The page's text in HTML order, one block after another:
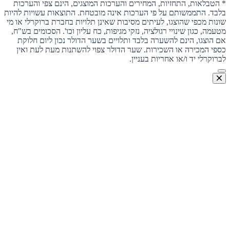
* הטבלאות, התחזיות, המחירים והערכות המוצגים, הינם צפי והערכות
בלבד. התממשותם על פי הערכות אינה מובטחת. התוצאות עשויות להיות
שונות מכפי שהוצגו, לעיתים מסיבות שאינן תלויות בחברת ברוקרלי או מי
מטעמה, כגון שינויי רגולציה, נזקי מגיפות, כח עליון וכו'. הסכומים בש"ח,
אם הוצגו, הינם להשערה בלבד ותלויים בשער הדולר נכון ליום חלוקת
כספי המכירה או השכירות. שער הדולר צפוי להשתנות מעת לעת ואין
לברוקרלי יד ו/או אחריות בעניין.